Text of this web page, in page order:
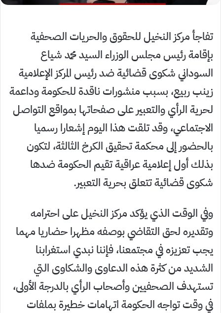
تفاجأ مركز النخيل للحقوق والحريات الصحفية
بإقامة رئيس مجلس الوزراء السيد محمد شياع
السوداني شكوى قضائية ضد رئيس المركز الإعلامية
زينب ربيع، بسبب منشورات ناقدة للحكومة وداعمة
لحرية الرأي والتعبير على صفحاتها بمواقع التواصل
الاجتماعي، وقد تلقت هذا اليوم إشعارا رسميا
بالحضور إلى محكمة تحقيق الكرخ الثالثة، لتكون
بذلك أول إعلامية عراقية تقيم الحكومة ضدها
شكوى قضائية تتعلق بحرية التعبير.
وفي الوقت الذي يؤكد مركز النخيل على احترامه
وتقديره لحق التقاضي بوصفه مظهرا حضاريا مهما
يجب تعزيزه في مجتمعنا، فإننا نبدي استغرابنا
الشديد من كثرة هذه الدعاوى والشكاوى التي
تستهدف الصحفيين وأصحاب الرأي بالدرجة الأولى،
في وقت تواجه الحكومة اتهامات خطيرة بملفات